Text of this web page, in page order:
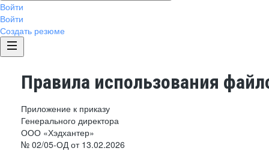
Войти
Войти
Создать резюме
Правила использования
Приложение к приказу
Генерального директора
ООО «Хэдхантер»
№ 02/05-ОД от 13.02.2026